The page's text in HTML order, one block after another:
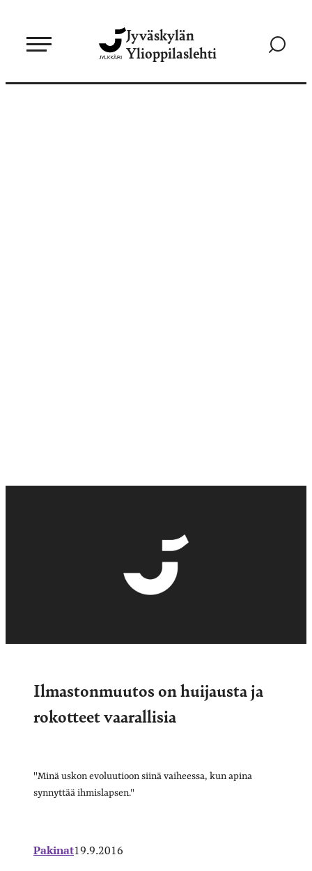
sisältöön
Jyväskylän
Ylioppilaslehti
Siirry
Ilmastonmuutos on huijausta ja
rokotteet vaarallisia
"Minä uskon evoluutioon siinä vaiheessa, kun apina
synnyttää ihmislapsen."
Pakinat19.9.2016